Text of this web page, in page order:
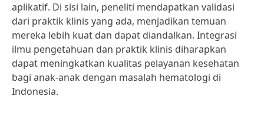
aplikatif. Di sisi lain, peneliti mendapatkan validasi
dari praktik klinis yang ada, menjadikan temuan
mereka lebih kuat dan dapat diandalkan. Integrasi
ilmu pengetahuan dan praktik klinis diharapkan
dapat meningkatkan kualitas pelayanan kesehatan
bagi anak-anak dengan masalah hematologi di
Indonesia.